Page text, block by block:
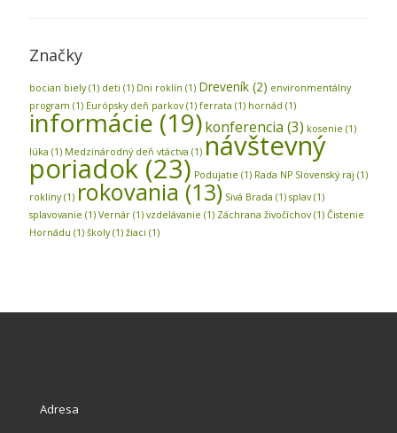
Značky
bocian biely(1) deti (1) Dni roklín (1) Dreveník (2) environmentálny
program (1) Európsky deň parkov(1) ferrata (1) hornád (1)
informácie (19)konferencia (3) kosenie (1)
lúka (1) Medzinárodný deň vtáctva (1) návštevný
poriadok (23) Podujatie (1) Rada NP Slovenský raj (1)
rokliny(1) rokovania (13) Sivá Brada (1) splav(1)
splavovanie (1) Vernár (1) vzdelávanie (1) Záchrana živočíchov(1) Čistenie
Hornádu (1) školy(1) žiaci (1)
Adresa